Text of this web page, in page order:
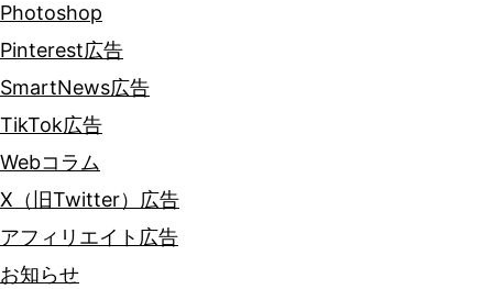
Photoshop
Pinterest広告
SmartNews広告
TikTok広告
Webコラム
X（旧Twitter）広告
アフィリエイト広告
お知らせ